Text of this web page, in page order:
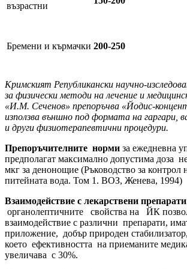
възрастни
Бремени и кърмачки 200-250
Кримският Републикански научно-
за физически методи на лечение и
«И.М. Сеченов» препоръчва «Йодис-
използва външно под формата на гаргари,
и други физиотерапевтични процедури.
Препоръчителните норми за ежедневна
предполагат максимално допустима доза
мкг за денонощие (Ръководство за контрол
питейната вода. Том 1. ВОЗ, Женева, 1994)
Взаимодействие с лекарствени препарати
органолептичните свойства на ЙК
взаимодействие с различни препарати,
приложение, добър природен
което ефективността на приеманите
увеличава с 30%.